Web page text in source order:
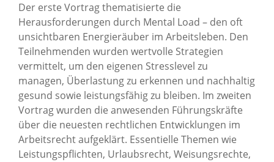
Der erste Vortrag thematisierte die
Herausforderungen durch Mental Load – den oft
unsichtbaren Energieräuber im Arbeitsleben. Den
Teilnehmenden wurden wertvolle Strategien
vermittelt, um den eigenen Stresslevel zu
managen, Überlastung zu erkennen und nachhaltig
gesund sowie leistungsfähig zu bleiben. Im zweiten
Vortrag wurden die anwesenden Führungskräfte
über die neuesten rechtlichen Entwicklungen im
Arbeitsrecht aufgeklärt. Essentielle Themen wie
Leistungspflichten, Urlaubsrecht, Weisungsrechte,